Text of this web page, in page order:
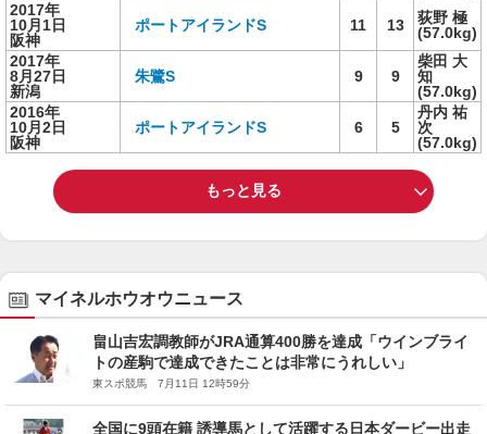
2017年
10月1日
阪神
ポートアイランドS 11 13
荻野 極
(57.0kg)
2017年
8月27日
新潟
朱鷺S 9 9
柴田 大
知
(57.0kg)
2016年
10月2日
阪神
ポートアイランドS 6 5
丹内 祐
次
(57.0kg)
もっと見る
マイネルホウオウニュース
畠山吉宏調教師がJRA通算400勝を達成「ウインブライ
トの産駒で達成できたことは非常にうれしい」
東スポ競馬 7月11日 12時59分
全国に9頭在籍 誘導馬として活躍する日本ダービー出走